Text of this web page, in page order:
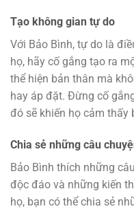
Tạo không gian tự do
Với Bảo Bình, tự do là
họ, hãy cố gắng tạo ra
thể hiện bản thân mà
hay áp đặt. Đừng cố
đó sẽ khiến họ cảm thấy
Chia sẻ những câu
Bảo Bình thích những
độc đáo và những kiến
họ, bạn có thể chia sẻ